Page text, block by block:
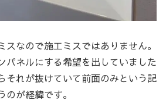
なので施工ミスではありません。
パネルにする希望を出していました
それが抜けていて前面のみという記
が経緯です。